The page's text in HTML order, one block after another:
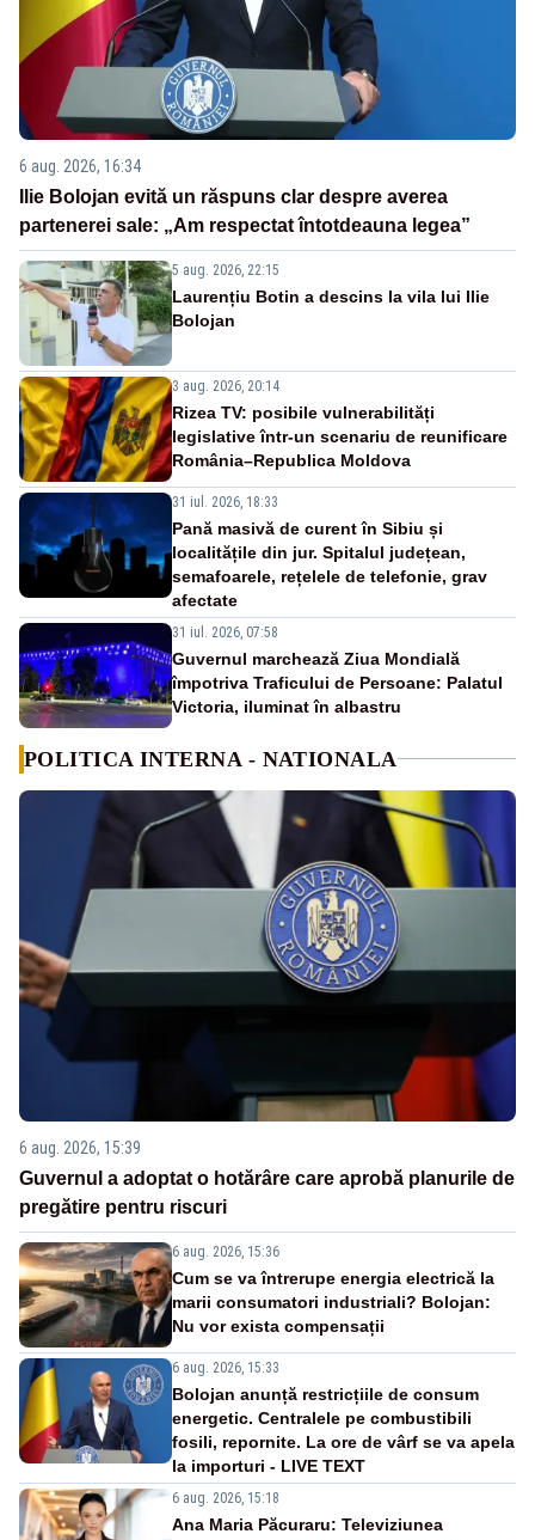
6 aug. 2026, 16:34
Ilie Bolojan evită un răspuns clar despre averea
partenerei sale: „Am respectat întotdeauna legea”
5 aug. 2026, 22:15
Laurențiu Botin a descins la vila lui Ilie
Bolojan
3 aug. 2026, 20:14
Rizea TV: posibile vulnerabilități
legislative într-un scenariu de reunificare
România–Republica Moldova
31 iul. 2026, 18:33
Pană masivă de curent în Sibiu și
localitățile din jur. Spitalul județean,
semafoarele, rețelele de telefonie, grav
afectate
31 iul. 2026, 07:58
Guvernul marchează Ziua Mondială
împotriva Traficului de Persoane: Palatul
Victoria, iluminat în albastru
POLITICA INTERNA - NATIONALA
6 aug. 2026, 15:39
Guvernul a adoptat o hotărâre care aprobă planurile de
pregătire pentru riscuri
6 aug. 2026, 15:36
Cum se va întrerupe energia electrică la
marii consumatori industriali? Bolojan:
Nu vor exista compensații
6 aug. 2026, 15:33
Bolojan anunță restricțiile de consum
energetic. Centralele pe combustibili
fosili, repornite. La ore de vârf se va apela
la importuri - LIVE TEXT
6 aug. 2026, 15:18
Ana Maria Păcuraru: Televiziunea